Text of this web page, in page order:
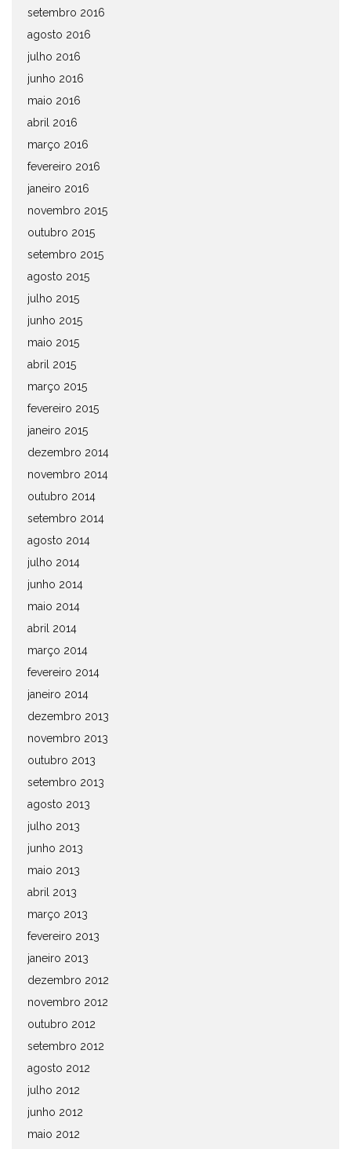
setembro 2016
agosto 2016
julho 2016
junho 2016
maio 2016
abril 2016
março 2016
fevereiro 2016
janeiro 2016
novembro 2015
outubro 2015
setembro 2015
agosto 2015
julho 2015
junho 2015
maio 2015
abril 2015
março 2015
fevereiro 2015
janeiro 2015
dezembro 2014
novembro 2014
outubro 2014
setembro 2014
agosto 2014
julho 2014
junho 2014
maio 2014
abril 2014
março 2014
fevereiro 2014
janeiro 2014
dezembro 2013
novembro 2013
outubro 2013
setembro 2013
agosto 2013
julho 2013
junho 2013
maio 2013
abril 2013
março 2013
fevereiro 2013
janeiro 2013
dezembro 2012
novembro 2012
outubro 2012
setembro 2012
agosto 2012
julho 2012
junho 2012
maio 2012